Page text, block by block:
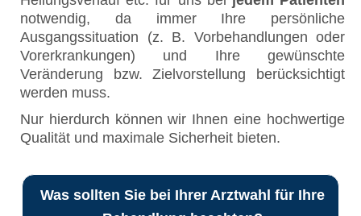
notwendig, da immer Ihre persönliche
Ausgangssituation (z. B. Vorbehandlungen oder
Vorerkrankungen) und Ihre gewünschte
Veränderung bzw. Zielvorstellung berücksichtigt
werden muss.
Nur hierdurch können wir Ihnen eine hochwertige
Qualität und maximale Sicherheit bieten.
Was sollten Sie bei Ihrer Arztwahl für Ihre